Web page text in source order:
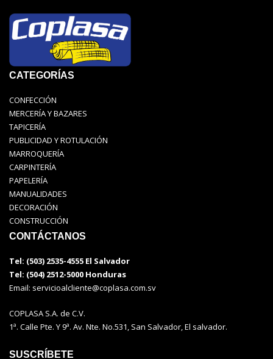
CATEGORÍAS
CONFECCIÓN
MERCERÍA Y BAZARES
TAPICERÍA
PUBLICIDAD Y ROTULACIÓN
MARROQUERÍA
CARPINTERÍA
PAPELERÍA
MANUALIDADES
DECORACIÓN
CONSTRUCCIÓN
CONTÁCTANOS
Tel: (503) 2535-4555 El Salvador
Tel: (504) 2512-5000 Honduras
Email: servicioalcliente@coplasa.com.sv
COPLASA S.A. de C.V.
1ª. Calle Pte. Y 9ª. Av. Nte. No.531, San Salvador, El salvador.
SUSCRÍBETE